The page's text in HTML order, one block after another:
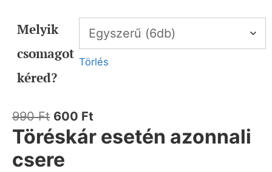
Melyik
csomagot
kéred?
Törlés
990Ft 600 Ft
Töréskár esetén azonnali
csere